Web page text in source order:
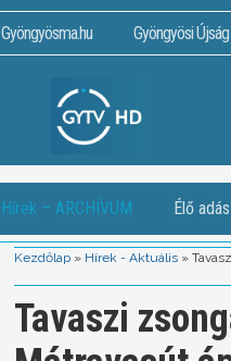
Gyöngyösma.hu Gyöngyösi Újság
Hírek – ARCHÍVUM Élő adás
Kezdőlap » Hírek - Aktuális »
Tavaszi